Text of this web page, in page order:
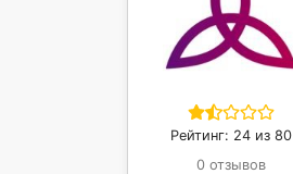
Рейтинг: 24 из 80
0 отзывов